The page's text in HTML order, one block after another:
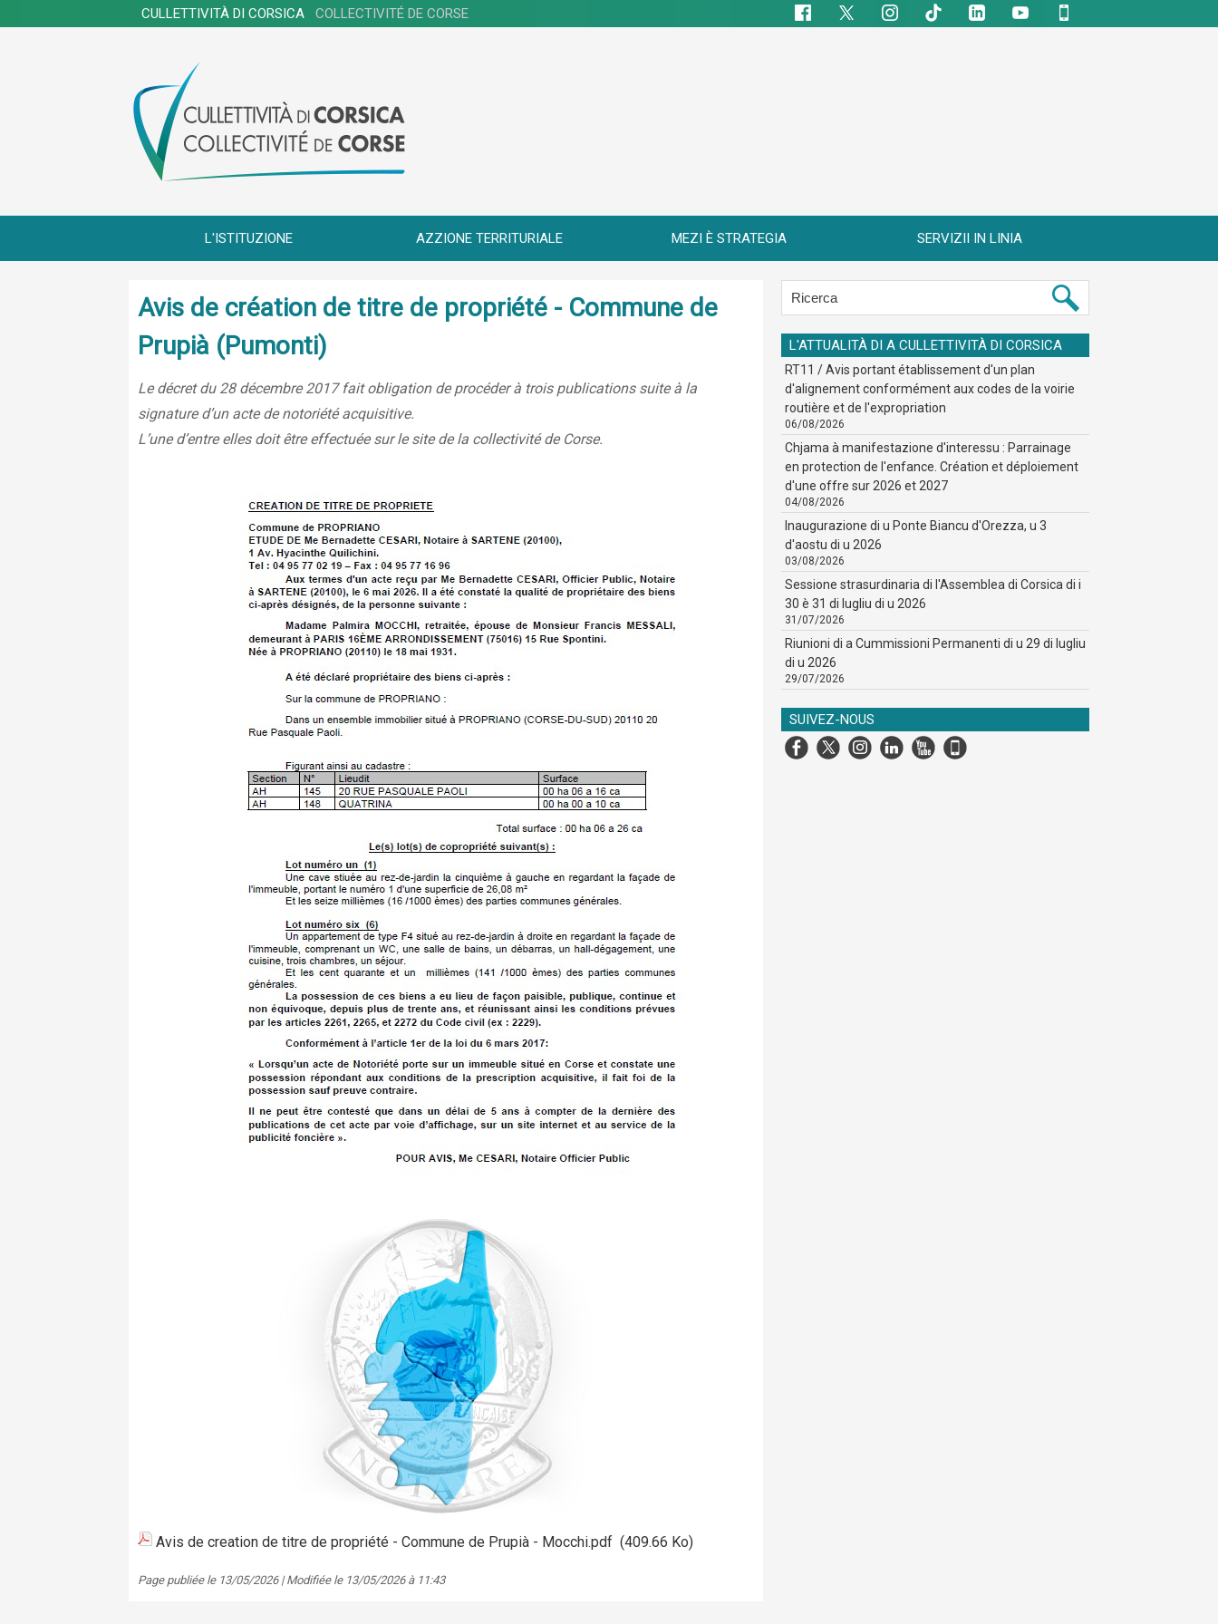
CULLETTIVITÀ DI CORSICA COLLECTIVITÉ DE CORSE
L'ISTITUZIONE AZZIONE TERRITURIALE MEZI È STRATEGIA SERVIZII IN LINIA
Avis de création de titre de propriété - Commune de
Prupià (Pumonti)
Le décret du 28 décembre 2017 fait obligation de procéder à trois publications suite à la
signature d’un acte de notoriété acquisitive.
L’une d’entre elles doit être effectuée sur le site de la collectivité de Corse.
Avis de creation de titre de propriété - Commune de Prupià - Mocchi.pdf (409.66 Ko)
Page publiée le 13/05/2026 | Modifiée le 13/05/2026 à 11:43
L'ATTUALITÀ DI A CULLETTIVITÀ DI CORSICA
RT11 / Avis portant établissement d'un plan
d'alignement conformément aux codes de la voirie
routière et de l'expropriation
06/08/2026
Chjama à manifestazione d'interessu : Parrainage
en protection de l'enfance. Création et déploiement
d'une offre sur 2026 et 2027
04/08/2026
Inaugurazione di u Ponte Biancu d'Orezza, u 3
d'aostu di u 2026
03/08/2026
Sessione strasurdinaria di l'Assemblea di Corsica di i
30 è 31 di lugliu di u 2026
31/07/2026
Riunioni di a Cummissioni Permanenti di u 29 di lugliu
di u 2026
29/07/2026
SUIVEZ-NOUS